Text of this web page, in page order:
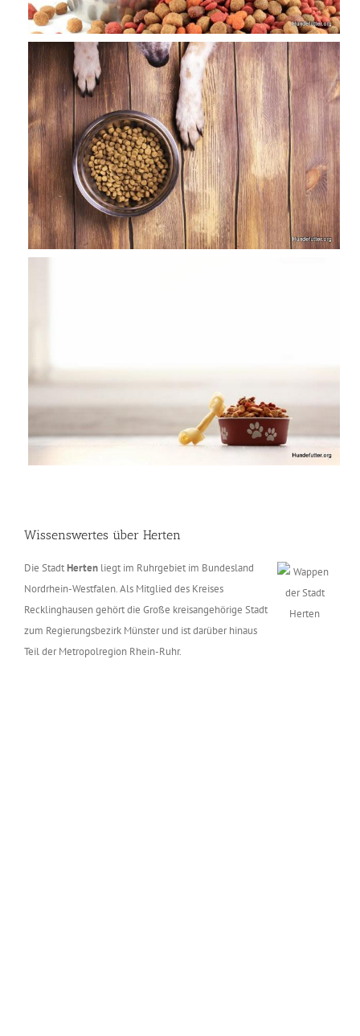
Wissenswertes über Herten
Die StadtHerten liegt im Ruhrgebiet im Bundesland
Nordrhein-Westfalen. Als Mitglied des Kreises
Recklinghausen gehört die Große kreisangehörige Stadt
zum Regierungsbezirk Münster und ist darüber hinaus
Teil der Metropolregion Rhein-Ruhr.